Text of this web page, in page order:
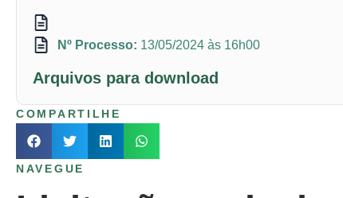
Nº Processo: 13/05/2024 às 16h00
Arquivos para download
COMPARTILHE
NAVEGUE